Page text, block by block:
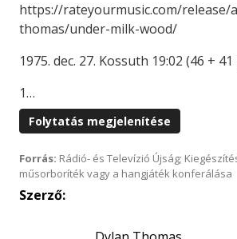
https://rateyourmusic.com/release/
thomas/under-milk-wood/
1975. dec. 27. Kossuth 19:02 (46 +
1…
Folytatás megjelenítése
Forrás: Rádió- és Televízió Újság;
műsorboríték vagy a hangjáték konferálása
Szerző: